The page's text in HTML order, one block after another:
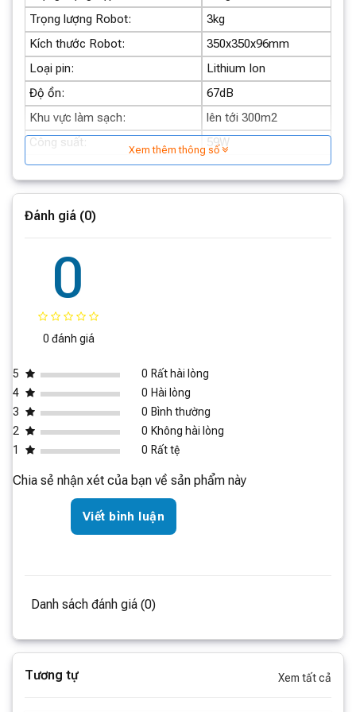
Roborock Q5 Pro và Q5 Pro Plus
ĐẶC ĐIỂM NỔI BẬT
Cảm Biến LIDAR Cho Hiệu Suất Tốt Hơn
Khả năng hút với lực 5.500 Pa
Robot hút bụi lau nhà Roborock Q5 Pro và
Q5 Pro Plus khác nhau điểm nào?
nhà Roborock Q5 Pro Plusmà ở phiên bản
Q5 Prokhông có đó chính là trạm sạc tự động tích hợp.
Trạm này không chỉ sạc robot mà còn có túi rác lớn và
hệ thống tự làm sạch rác. Điều này giúp hộp rác trên
robot luôn sạch, duy trì hiệu suất hút tốt và giảm công
sức đổ rác thường xuyên của người dùng.
Trọng lượng Robot:
3kg
Kích thước Robot:
350x350x96mm
Loại pin:
Lithium Ion
Độ ồn:
67dB
Khu vực làm sạch:
lên tới 300m2
Công suất:
59W
Xem thêm thông số
Đánh giá (0)
0
0 đánh giá
5 0 Rất hài lòng
4
0 Hài lòng
3
0 Bình thường
2
0 Không hài lòng
1
0 Rất tệ
Chia sẻ nhận xét của bạn về sản phẩm này
Viết bình luận
Danh sách đánh giá (0)
Tương tự Xem tất cả